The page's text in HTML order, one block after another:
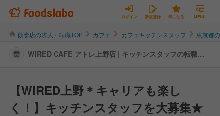
ログイン 新規登録 気になる MENU
飲食店の求人・転職TOP カフェ カフェキッチンスタッフ 東京都
WIRED CAFE アトレ上野店 | キッチンスタッフの転職・
【WIRED上野＊キャリアも楽し
く！】キッチンスタッフを大募集★